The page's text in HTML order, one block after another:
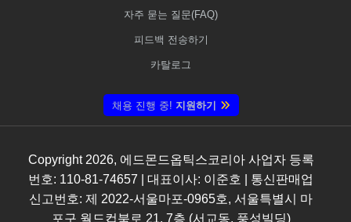
자주 묻는 질문(FAQ)
피드백 전송하기
카탈로그
채용 진행 중! 지원하기
Copyright 2026, 에드몬드옵틱스코리아 사업자 등록
번호: 110-81-74657 | 대표이사: 이준호 | 통신판매업
신고번호: 제 2022-서울마포-0965호, 서울특별시 마
포구 월드컵북로 21, 7층 (서교동, 풍성빌딩)